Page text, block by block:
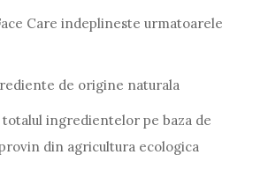
Care indeplineste urmatoarele
de origine naturala
totalul ingredientelor pe baza de
din agricultura ecologica